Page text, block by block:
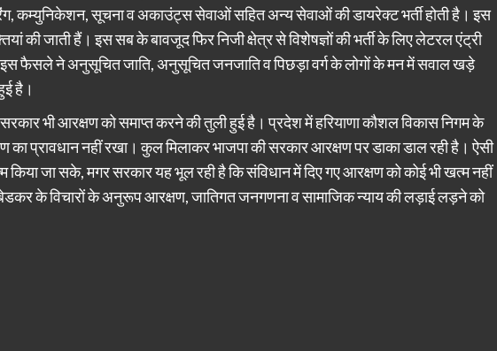
कम्युनिकेशन, सूचना व अकाउंट्स सेवाओं सहित अन्य सेवाओं की डायरेक्ट भर्ती होती है। इस
की जाती हैं। इस सब के बावजूद फिर निजी क्षेत्र से विशेषज्ञों की भर्ती के लिए लेटरल एंट्री
फैसले ने अनुसूचित जाति, अनुसूचित जनजाति व पिछड़ा वर्ग के लोगों के मन में सवाल खड़े
है।
भी आरक्षण को समाप्त करने की तुली हुई है। प्रदेश में हरियाणा कौशल विकास निगम के
का प्रावधान नहीं रखा। कुल मिलाकर भाजपा की सरकार आरक्षण पर डाका डाल रही है। ऐसी
किया जा सके, मगर सरकार यह भूल रही है कि संविधान में दिए गए आरक्षण को कोई भी खत्म नहीं
के विचारों के अनुरूप आरक्षण, जातिगत जनगणना व सामाजिक न्याय की लड़ाई लड़ने को